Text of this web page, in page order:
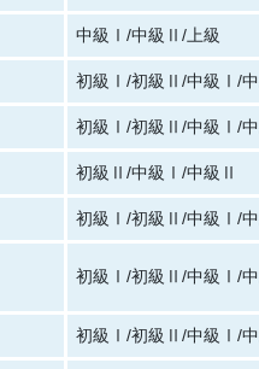
中級Ⅰ/中級Ⅱ/上級
初級Ⅰ/初級Ⅱ/中級Ⅰ/
初級Ⅰ/初級Ⅱ/中級Ⅰ/
初級Ⅱ/中級Ⅰ/中級Ⅱ
初級Ⅰ/初級Ⅱ/中級Ⅰ/
初級Ⅰ/初級Ⅱ/中級Ⅰ/
初級Ⅰ/初級Ⅱ/中級Ⅰ/